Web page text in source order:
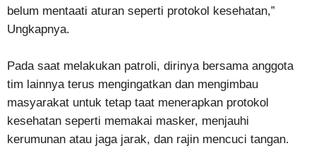
belum mentaati aturan seperti protokol kesehatan,”
Ungkapnya.
Pada saat melakukan patroli, dirinya bersama anggota
tim lainnya terus mengingatkan dan mengimbau
masyarakat untuk tetap taat menerapkan protokol
kesehatan seperti memakai masker, menjauhi
kerumunan atau jaga jarak, dan rajin mencuci tangan.